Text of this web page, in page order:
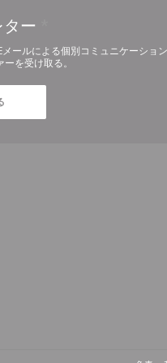
ー
ールによる個別コミュニケーション
を受け取る。
で開きます))
ンドウで開きます))